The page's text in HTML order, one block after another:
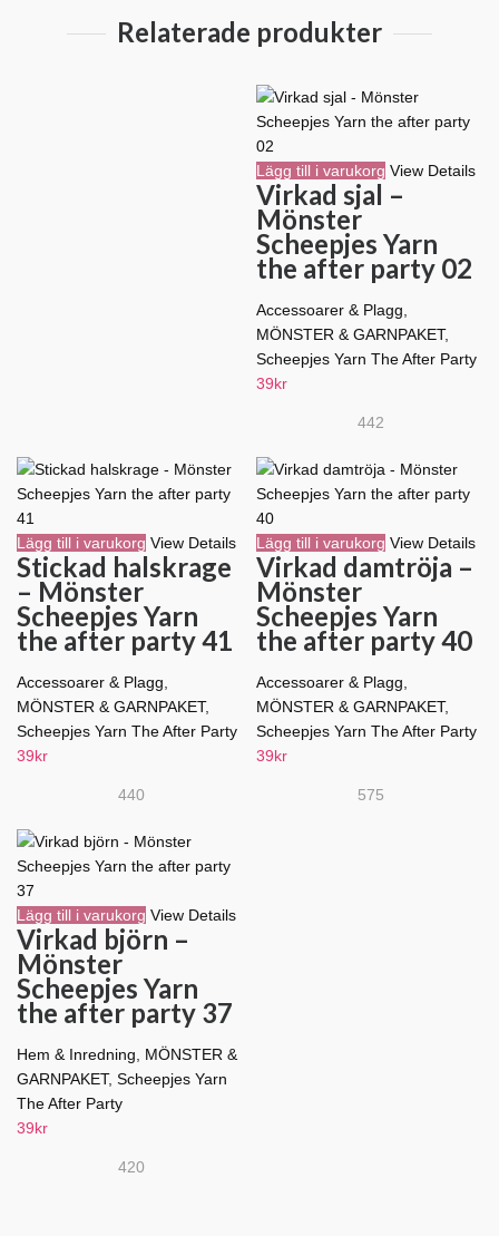
Relaterade produkter
Lägg till i varukorg View Details
Virkad sjal –
Mönster
Scheepjes Yarn
the after party 02
Accessoarer & Plagg
MÖNSTER & GARNPAKET,
Scheepjes Yarn The After Party
39kr
442
Lägg till i varukorg View Details
Stickad halskrage
– Mönster
Scheepjes Yarn
the after party 41
Accessoarer & Plagg
MÖNSTER & GARNPAKET,
Scheepjes Yarn The After Party
39kr
440
Lägg till i varukorg View Details
Virkad damtröja –
Mönster
Scheepjes Yarn
the after party 40
Accessoarer & Plagg
MÖNSTER & GARNPAKET,
Scheepjes Yarn The After Party
39kr
575
Lägg till i varukorg View Details
Virkad björn –
Mönster
Scheepjes Yarn
the after party 37
Hem & Inredning
MÖNSTER &
GARNPAKET, Scheepjes Yarn
The After Party
39kr
420